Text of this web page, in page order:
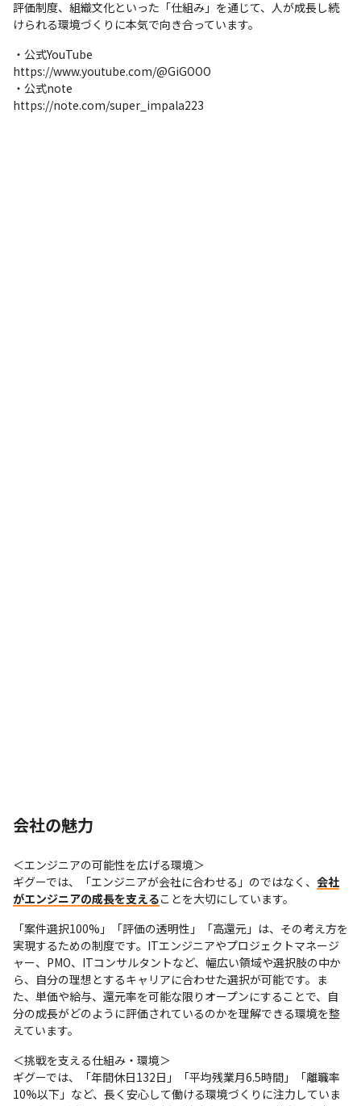
評価制度、組織文化といった「仕組み」を通じて、人が成長し続
けられる環境づくりに本気で向き合っています。
・公式YouTube
https://www.youtube.com/@GiGOOO
・公式note
https://note.com/super_impala223
会社の魅力
＜エンジニアの可能性を広げる環境＞
ギグーでは、「エンジニアが会社に合わせる」のではなく、 会社
がエンジニアの成長を支えることを大切にしています。
「案件選択100%」「評価の透明性」「高還元」は、その考え方を
実現するための制度です。ITエンジニアやプロジェクトマネージ
ャー、PMO、ITコンサルタントなど、幅広い領域や選択肢の中か
ら、自分の理想とするキャリアに合わせた選択が可能です。ま
た、単価や給与、還元率を可能な限りオープンにすることで、自
分の成長がどのように評価されているのかを理解できる環境を整
えています。
＜挑戦を支える仕組み・環境＞
ギグーでは、「年間休日132日」「平均残業月6.5時間」「離職率
10%以下」など、長く安心して働ける環境づくりに注力していま